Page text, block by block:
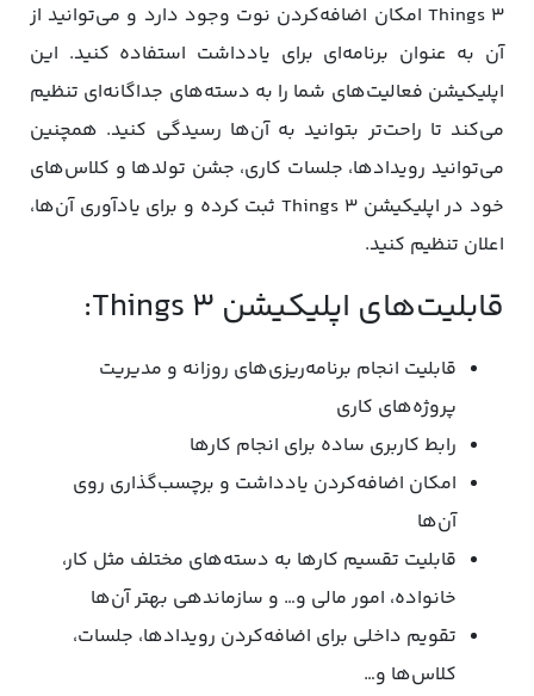
Things 3 امکان اضافه‌کردن نوت وجود دارد و می‌توانید از
آن به عنوان برنامه‌ای برای یادداشت استفاده کنید. این
اپلیکیشن فعالیت‌های شما را به دسته‌های جداگانه‌ای تنظیم
می‌کند تا راحت‌تر بتوانید به آن‌ها رسیدگی کنید. همچنین
می‌توانید رویدادها، جلسات کاری، جشن تولد‌ها و کلاس‌های
خود در اپلیکیشن Things 3 ثبت کرده و برای یادآوری آن‌ها،
اعلان تنظیم کنید.
قابلیت‌های اپلیکیشن Things 3:
قابلیت انجام برنامه‌ریزی‌های روزانه و مدیریت
پروژه‌های کاری
رابط کاربری ساده برای انجام کارها
امکان اضافه‌کردن یادداشت و برچسب‌گذاری روی
آن‌ها
قابلیت تقسیم کارها به دسته‌های مختلف مثل کار،
خانواده، امور مالی و… و سازماندهی بهتر آن‌ها
تقویم داخلی برای اضافه‌کردن رویدادها، جلسات،
کلاس‌ها و…